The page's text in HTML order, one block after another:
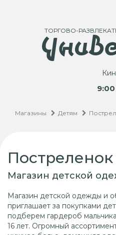
ТОРГОВО-
Магазины Детям
Постреленок
Магазин детской
Магазин детской одежды и
приглашает за покупками
подберем гардероб
16 лет. Огромный